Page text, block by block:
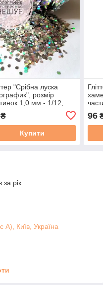
"Срібна луска
розмір
1,0 мм - 1/12,
Купити
96
за рік
А), Київ, Україна